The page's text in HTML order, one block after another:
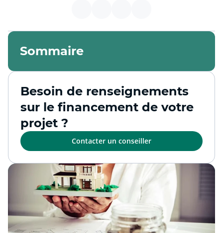
Sommaire
Besoin de renseignements
sur le financement de votre
projet ?
Contacter un conseiller